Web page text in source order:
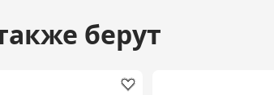
берут